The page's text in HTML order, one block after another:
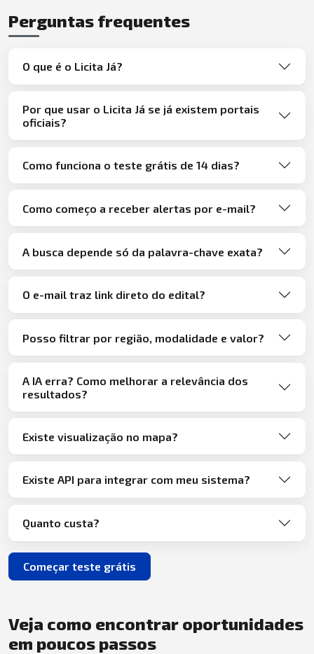
Perguntas frequentes
O que é o Licita Já?
Por que usar o Licita Já se já existem portais
oficiais?
Como funciona o teste grátis de 14 dias?
Como começo a receber alertas por e-mail?
A busca depende só da palavra-chave exata?
O e-mail traz link direto do edital?
Posso filtrar por região, modalidade e valor?
A IA erra? Como melhorar a relevância dos
resultados?
Existe visualização no mapa?
Existe API para integrar com meu sistema?
Quanto custa?
Começar teste grátis
Veja como encontrar oportunidades
em poucos passos